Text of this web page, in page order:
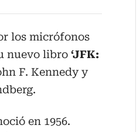
los micrófonos
nuevo libro ‘JFK:
F. Kennedy y
en 1956.